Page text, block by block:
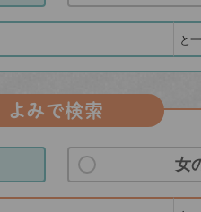
よみで検索
女